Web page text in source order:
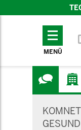
TECHNISCHES
MENÜ